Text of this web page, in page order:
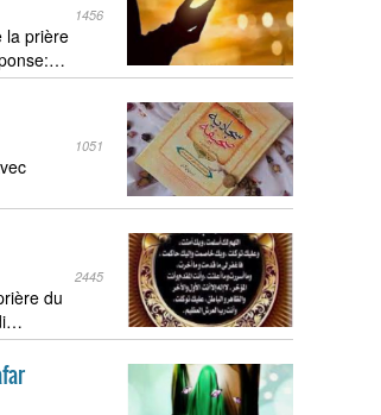
1456
la prière
1051
2445
du